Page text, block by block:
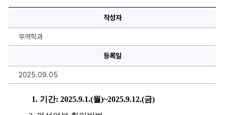
하
학
인
작성자
무역학과
등록일
2025.09.05
1. 기간: 2025.9.1.(월)~2025.9.12.(금)